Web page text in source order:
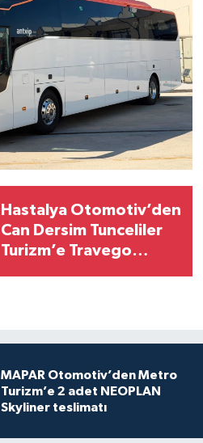
Hastalya Otomotiv’den
Can Dersim Tunceliler
Turizm’e Travego
MAPAR Otomotiv’den Metro
Turizm’e 2 adet NEOPLAN
Skyliner teslimatı